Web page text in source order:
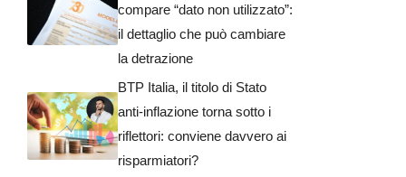
compare “dato non utilizzato”:
il dettaglio che può cambiare
la detrazione
BTP Italia, il titolo di Stato
anti-inflazione torna sotto i
riflettori: conviene davvero ai
risparmiatori?